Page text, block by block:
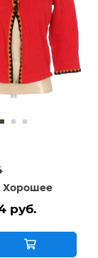
Хорошее
руб.